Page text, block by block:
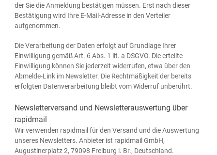
der Sie die Anmel­dung bestä­ti­gen müs­sen. Erst nach die­ser
Bestä­ti­gung wird Ihre E‑Mail-Adres­se in den Ver­tei­ler
aufgenommen.
Die Ver­ar­bei­tung der Daten erfolgt auf Grund­la­ge Ihrer
Ein­wil­li­gung gemäß Art. 6 Abs. 1 lit. a DSGVO. Die erteil­te
Ein­wil­li­gung kön­nen Sie jeder­zeit wider­ru­fen, etwa über den
Abmel­de-Link im News­let­ter. Die Recht­mä­ßig­keit der bereits
erfolg­ten Daten­ver­ar­bei­tung bleibt vom Wider­ruf unberührt.
Newsletterversand und Newsletterauswertung über
rapidmail
Wir ver­wen­den rapidmail für den Ver­sand und die Aus­wer­tung
unse­res News­let­ters. Anbie­ter ist rapidmail GmbH,
Augus­ti­ner­platz 2, 79098 Frei­burg i. Br., Deutschland.